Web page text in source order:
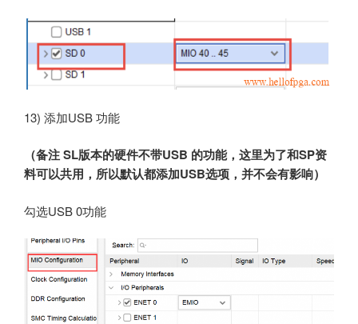
13) 添加USB 功能
（备注 SL版本的硬件不带USB 的功能，这里为了和SP资
料可以共用，所以默认都添加USB选项，并不会有影响）
勾选USB 0功能